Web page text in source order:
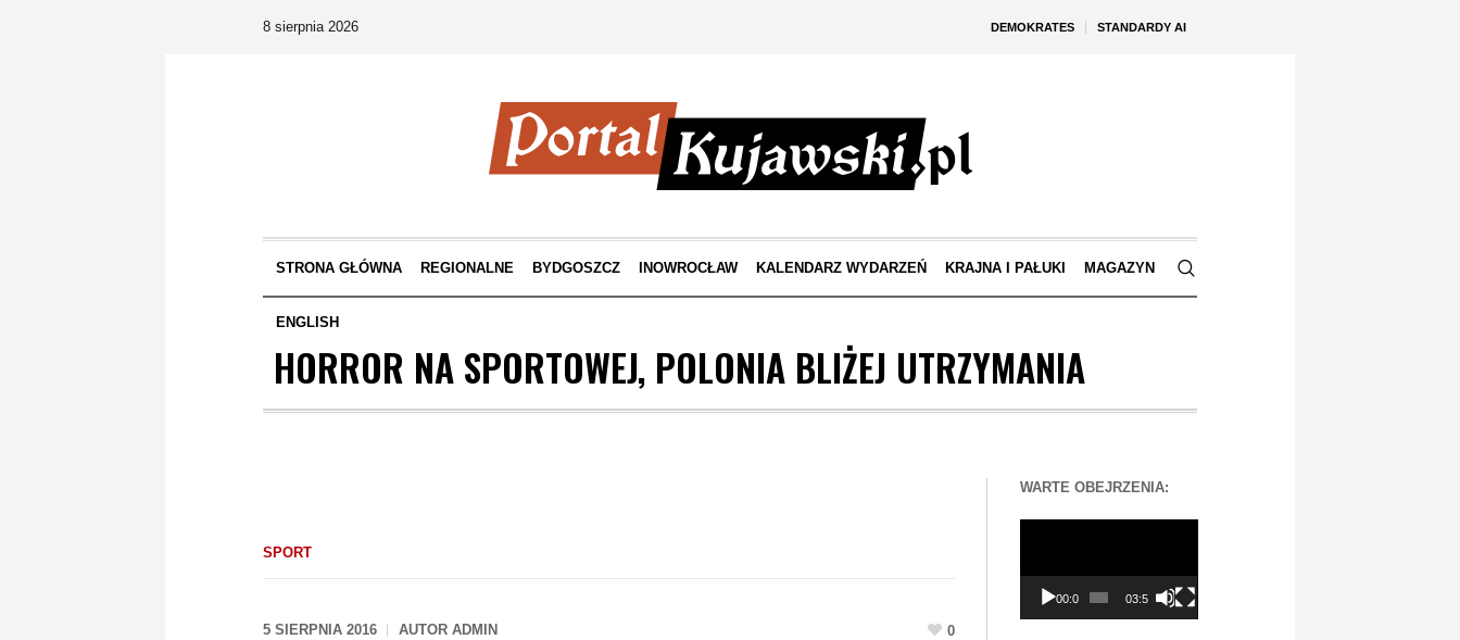
DEMOKRATES STANDARDY AI
8 sierpnia 2026
STRONA GŁÓWNA REGIONALNE BYDGOSZCZ INOWROCŁAW KALENDARZ WYDARZEŃ KRAJNA I PAŁUKI MAGAZYN
ENGLISH
HORROR NA SPORTOWEJ, POLONIA BLIŻEJ UTRZYMANIA
SPORT
5 SIERPNIA 2016 AUTOR ADMIN 0
WARTE OBEJRZENIA:
00:00 03:56